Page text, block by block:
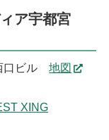
ア宇都宮
口ビル地図
XING